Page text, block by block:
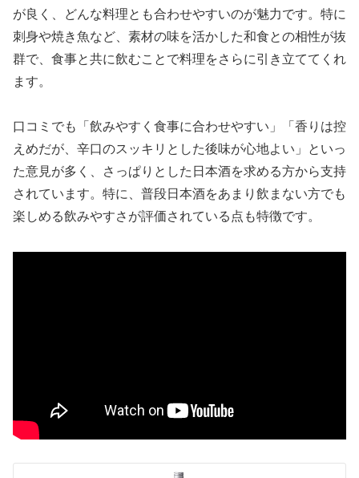
が良く、どんな料理とも合わせやすいのが魅力です。特に
刺身や焼き魚など、素材の味を活かした和食との相性が抜
群で、食事と共に飲むことで料理をさらに引き立ててくれ
ます。
口コミでも「飲みやすく食事に合わせやすい」「香りは控
えめだが、辛口のスッキリとした後味が心地よい」といっ
た意見が多く、さっぱりとした日本酒を求める方から支持
されています。特に、普段日本酒をあまり飲まない方でも
楽しめる飲みやすさが評価されている点も特徴です。